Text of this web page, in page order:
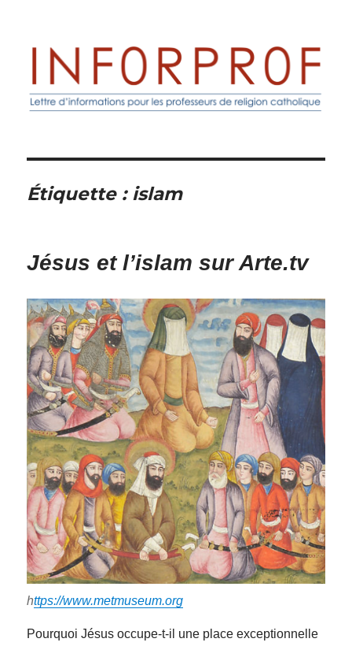
Inforprof
Étiquette : islam
Jésus et l’islam sur Arte.tv
https://www.metmuseum.org
Pourquoi Jésus occupe-t-il une place exceptionnelle